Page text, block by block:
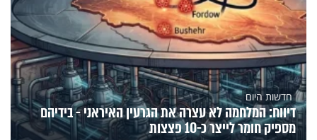
חדשות היום
דיווח: המלחמה לא עצרה את הגרעין האיראני - בידיהם
מספיק חומר לייצר כ-10 פצצות